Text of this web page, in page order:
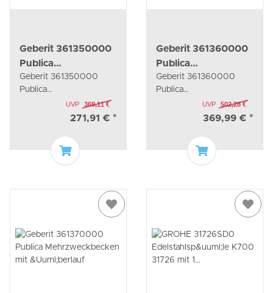
Geberit 361350000
Publica
Mehrzweckbecken
mit Überlauf
Geberit 361350000
Publica
Mehrzweckbecken mit
UVP 369,11 €
271,91 € *
In den Warenkorb
Geberit 361360000
Publica
Mehrzweckbecken
mit Überlauf
Geberit 361360000
Publica
Mehrzweckbecken mit
UVP 502,28 €
369,99 € *
In den